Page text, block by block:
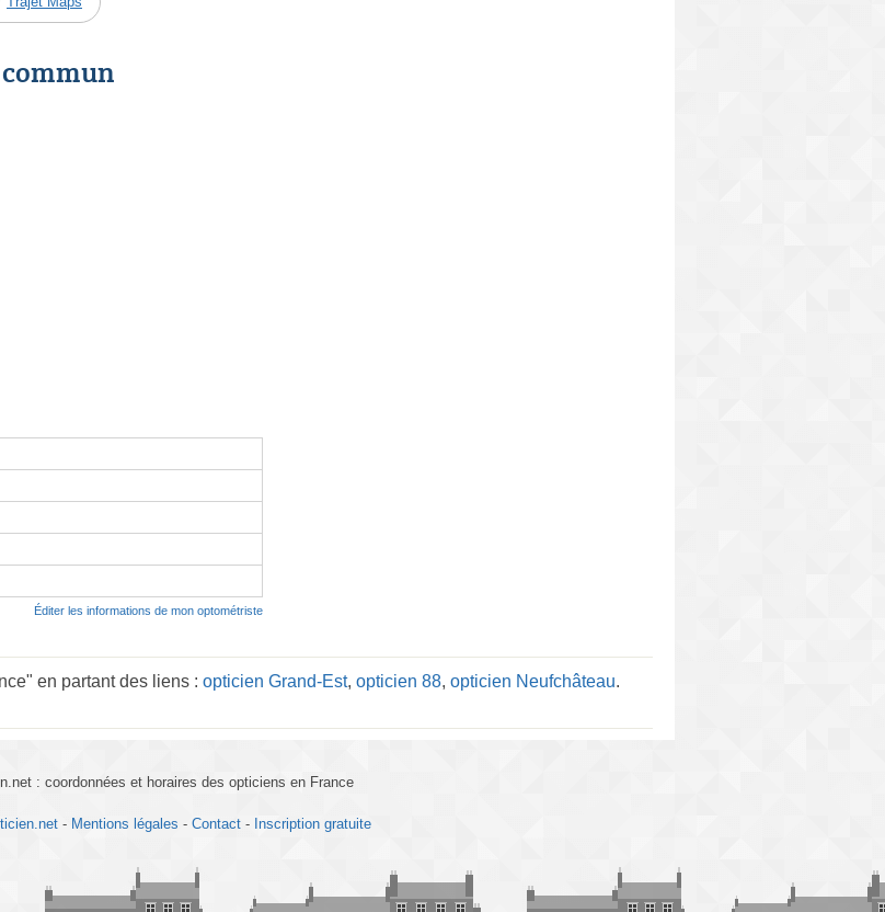
Éditer les informations de mon optométriste
en partant des liens : opticien Grand-Est, opticien 88, opticien Neufchâteau.
: coordonnées et horaires des opticiens en France
- Mentions légales - Contact - Inscription gratuite